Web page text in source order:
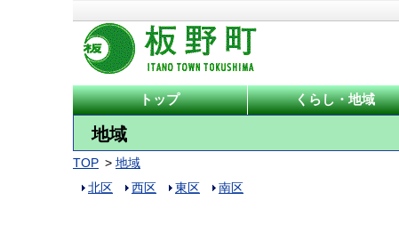
トップ くらし・地域
地域
TOP
地域
北区
西区 東区 南区